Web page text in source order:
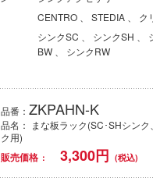
CENTRO
STEDIA ク
シンクSC
シンクSH
BW
シンクRW
品番： ZKPAHN-K
品名： まな板ラック(SC･SHシンク
ク用)
販売価格
3,300円